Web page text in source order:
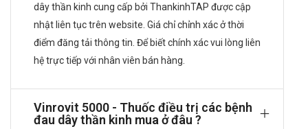
Thuốc Vinrovit 5000 chống chỉ định dùng trong trường hợp sau:
Tác dụng phụ của thuốc Vinrovit 5000
Các phản ứng có hại của thiamin rất hiếm và thường theo
kiểu dị ứng. Các phản ứng quá mẫn xảy ra chủ yếu khi
dây thần kinh cung cấp bởi ThankinhTAP được cập
nhật liên tục trên website. Giá chỉ chỉnh xác ở thời
điểm đăng tải thông tin. Để biết chính xác vui lòng liên
hệ trực tiếp với nhân viên bán hàng.
Vinrovit 5000 - Thuốc điều trị các bệnh
đau dây thần kinh mua ở đâu ?